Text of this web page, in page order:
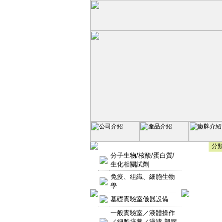
分子生物/核酸/蛋白質/
生化相關試劑
免疫、組織、細胞生物
學
基礎實驗室儀器設備
一般實驗室／液體操作
分